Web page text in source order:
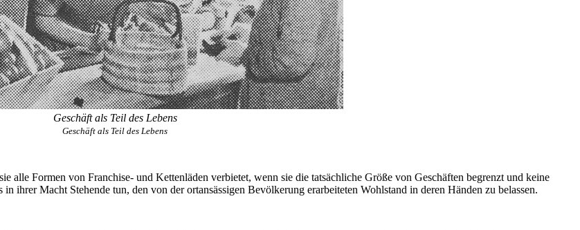
Geschäft als Teil des Lebens
Geschäft als Teil des Lebens
alle Formen von Franchise- und Kettenläden verbietet, wenn sie die tatsächliche Größe von Geschäften begrenzt und keine
ihrer Macht Stehende tun, den von der ortansässigen Bevölkerung erarbeiteten Wohlstand in deren Händen zu belassen.